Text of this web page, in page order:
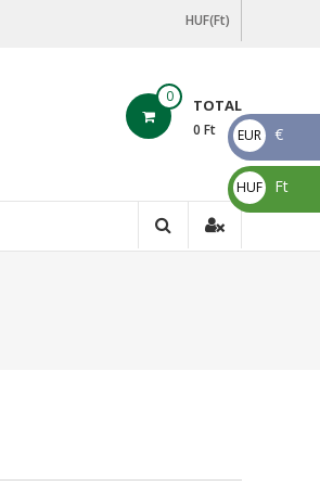
HUF(Ft)
0 TOTAL
0 Ft
EUR
€
€
HUF
Ft
Ft